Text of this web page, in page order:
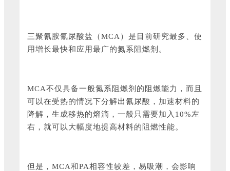
三聚氰胺氰尿酸盐（MCA）是目前研究最多、使
用增长最快和应用最广的氮系阻燃剂。
MCA不仅具备一般氮系阻燃剂的阻燃能力，而且
可以在受热的情况下分解出氰尿酸，加速材料的
降解，生成移热的熔滴，一般只需要加入10%左
右，就可以大幅度地提高材料的阻燃性能。
但是，MCA和PA相容性较差，易吸潮，会影响